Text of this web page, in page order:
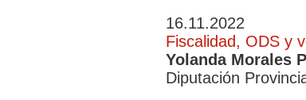
16.11.2022
Fiscalidad, ODS y
Yolanda Morales
Diputación